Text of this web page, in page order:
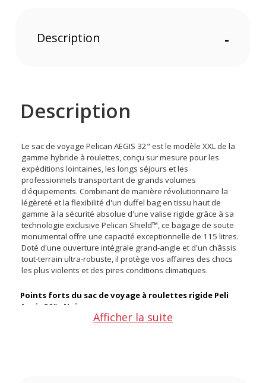
Description -
Description
Le sac de voyage Pelican AEGIS 32" est le modèle XXL de la
gamme hybride à roulettes, conçu sur mesure pour les
expéditions lointaines, les longs séjours et les
professionnels transportant de grands volumes
d'équipements. Combinant de manière révolutionnaire la
légèreté et la flexibilité d'un duffel bag en tissu haut de
gamme à la sécurité absolue d'une valise rigide grâce à sa
technologie exclusive Pelican Shield™, ce bagage de soute
monumental offre une capacité exceptionnelle de 115 litres.
Doté d'une ouverture intégrale grand-angle et d'un châssis
tout-terrain ultra-robuste, il protège vos affaires des chocs
les plus violents et des pires conditions climatiques.
Points forts du sac de voyage à roulettes rigide Peli
Aegis 32" - Noir
Afficher la suite